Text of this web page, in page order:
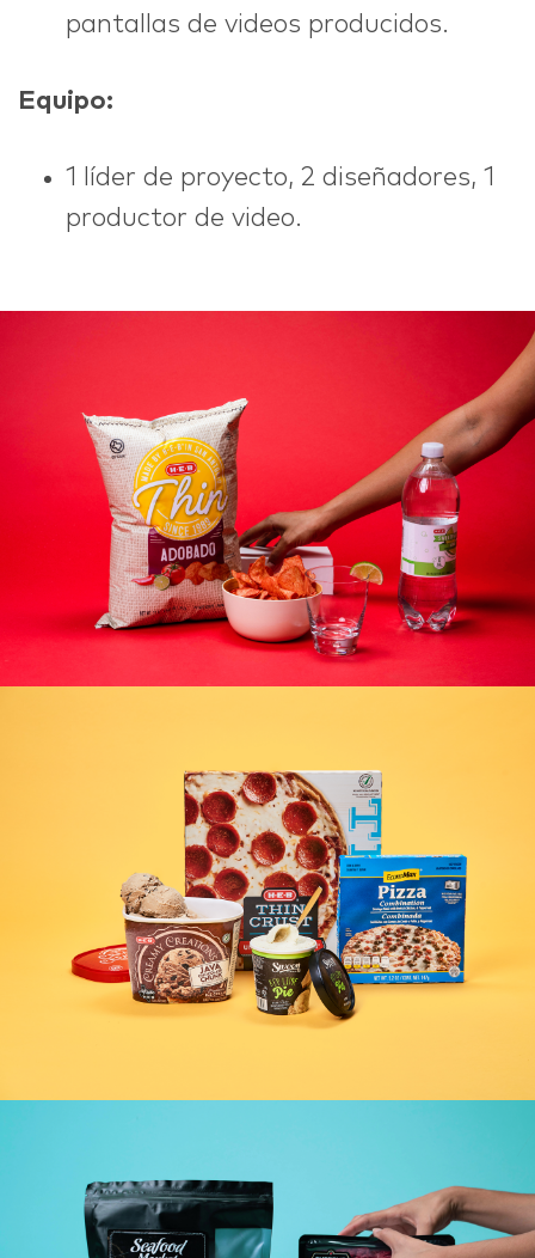
pantallas de videos producidos.
Equipo:
1 líder de proyecto, 2 diseñadores, 1
productor de video.